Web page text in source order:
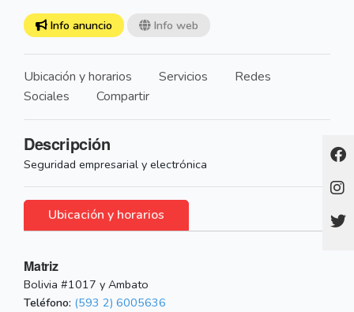
Info anuncio Info web
Ubicación y horarios Servicios
Redes
Sociales
Compartir
Descripción
Seguridad empresarial y electrónica
Ubicación y horarios
Matriz
Bolivia #1017 y Ambato
Teléfono: (593 2) 6005636